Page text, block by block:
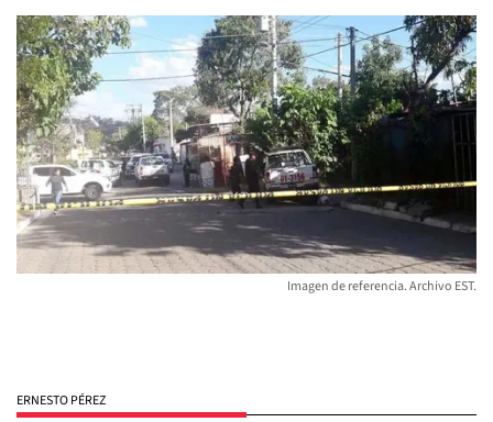
Imagen de referencia. Archivo EST.
ERNESTO PÉREZ